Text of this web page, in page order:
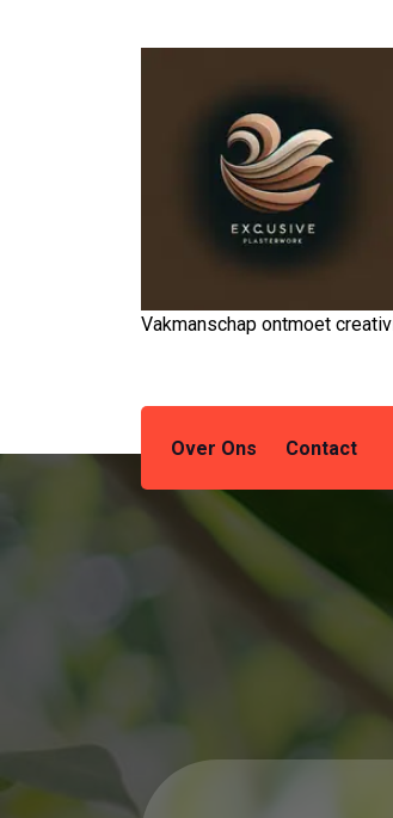
Vakmanschap ontmoet
Over Ons Contact